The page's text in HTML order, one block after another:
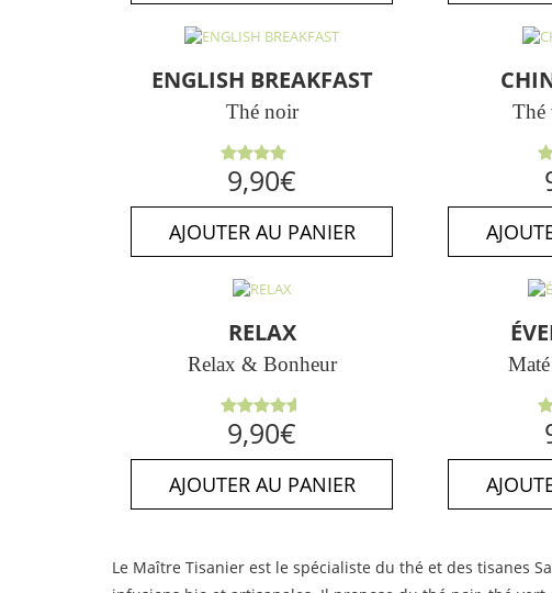
ENGLISH BREAKFAST
Thé noir
Note
4.00
sur 5
9,90€
AJOUTER AU PANIER
Thé
RELAX
Relax & Bonheur
Note
4.63sur
5
9,90€
AJOUTER AU PANIER
Le Maître Tisanier est le spécialiste du thé et des tisanes